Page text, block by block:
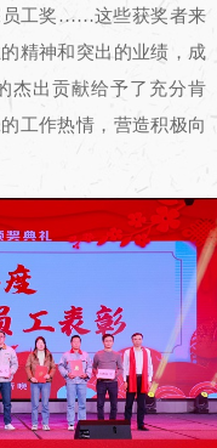
员工奖……这些获奖者来
精神和突出的业绩，成
杰出贡献给予了充分肯
工作热情，营造积极向